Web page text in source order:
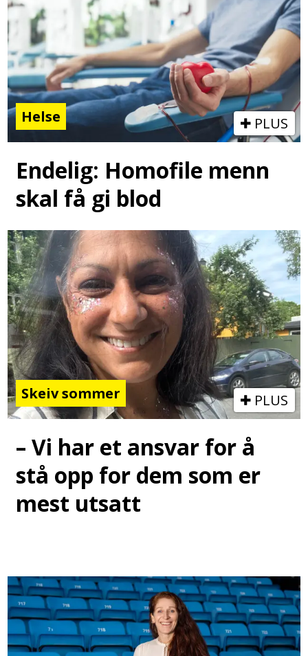
Helse PLUS
Endelig: Homofile menn
skal få gi blod
Skeiv sommer PLUS
– Vi har et ansvar for å
stå opp for dem som er
mest utsatt